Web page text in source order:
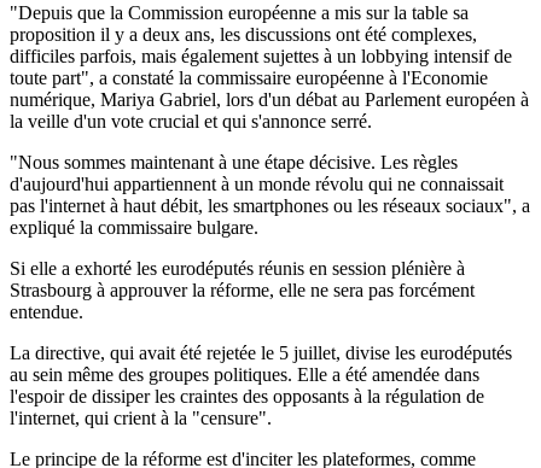
"Depuis que la Commission européenne a mis sur la table sa
proposition il y a deux ans, les discussions ont été complexes,
difficiles parfois, mais également sujettes à un lobbying intensif de
toute part", a constaté la commissaire européenne à l'Economie
numérique, Mariya Gabriel, lors d'un débat au Parlement européen à
la veille d'un vote crucial et qui s'annonce serré.
"Nous sommes maintenant à une étape décisive. Les règles
d'aujourd'hui appartiennent à un monde révolu qui ne connaissait
pas l'internet à haut débit, les smartphones ou les réseaux sociaux", a
expliqué la commissaire bulgare.
Si elle a exhorté les eurodéputés réunis en session plénière à
Strasbourg à approuver la réforme, elle ne sera pas forcément
entendue.
La directive, qui avait été rejetée le 5 juillet, divise les eurodéputés
au sein même des groupes politiques. Elle a été amendée dans
l'espoir de dissiper les craintes des opposants à la régulation de
l'internet, qui crient à la "censure".
Le principe de la réforme est d'inciter les plateformes, comme